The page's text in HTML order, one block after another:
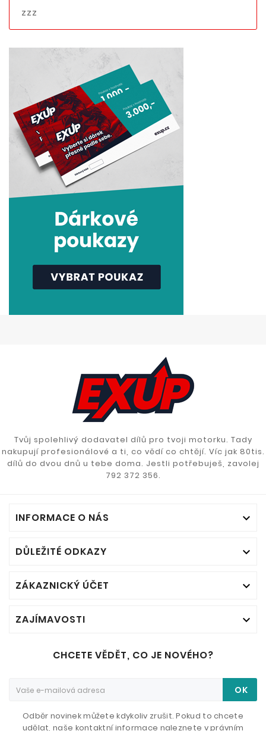
zzz
Tvůj spolehlivý dodavatel dílů pro tvoji motorku. Tady
nakupují profesionálové a ti, co vědí co chtějí. Víc jak 80tis.
dílů do dvou dnů u tebe doma. Jestli potřebuješ, zavolej
792 372 356.
INFORMACE O NÁS 
DŮLEŽITÉ ODKAZY 
ZÁKAZNICKÝ ÚČET 
ZAJÍMAVOSTI 
CHCETE VĚDĚT, CO JE NOVÉHO?
OK
Odběr novinek můžete kdykoliv zrušit. Pokud to chcete
udělat, naše kontaktní informace naleznete v právním